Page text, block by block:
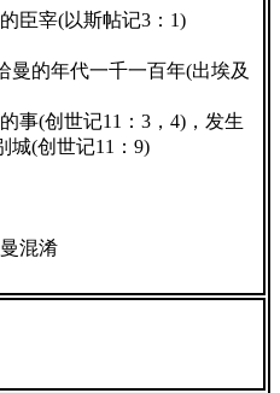
臣宰(以斯帖记3：1)
曼的年代一千一百年(出埃及
事(创世记11：3，4)，发生
城(创世记11：9)
混淆